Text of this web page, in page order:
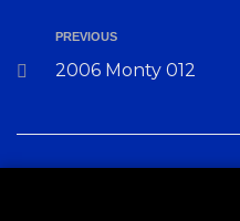
PREVIOUS
2006 Monty 012